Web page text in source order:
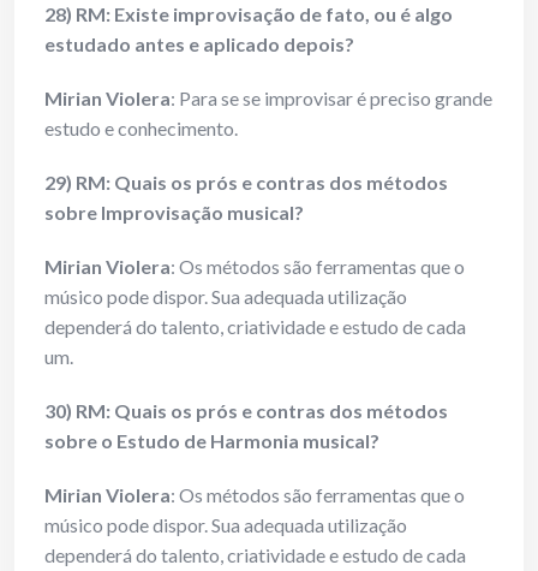
28) RM: Existe improvisação de fato, ou é algo
estudado antes e aplicado depois?
Mirian Violera: Para se se improvisar é preciso grande
estudo e conhecimento.
29) RM: Quais os prós e contras dos métodos
sobre Improvisação musical?
Mirian Violera: Os métodos são ferramentas que o
músico pode dispor. Sua adequada utilização
dependerá do talento, criatividade e estudo de cada
um.
30) RM: Quais os prós e contras dos métodos
sobre o Estudo de Harmonia musical?
Mirian Violera: Os métodos são ferramentas que o
músico pode dispor. Sua adequada utilização
dependerá do talento, criatividade e estudo de cada